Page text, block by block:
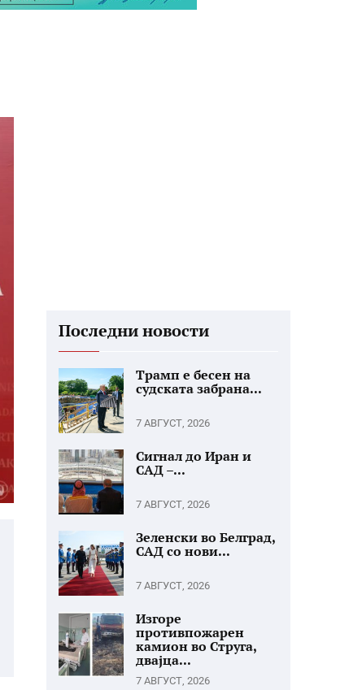
Последни новости
Трамп е бесен на
судската забрана...
7 АВГУСТ, 2026
Сигнал до Иран и
САД –...
7 АВГУСТ, 2026
Зеленски во Белград,
САД со нови...
7 АВГУСТ, 2026
Изгоре
противпожарен
камион во Струга,
двајца...
7 АВГУСТ, 2026